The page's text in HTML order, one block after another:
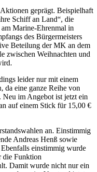
geprägt. Beispielhaft
Schiff an Land“, die
Marine-Ehrenmal in
des Bürgermeisters
Beteilung der MK an dem
zwischen Weihnachten und
leider nur mit einem
da eine ganze Reihe von
Neu im Angebot ist jetzt ein
auf einem Stick für 15,00 €
an. Einstimmig
Andreas Henß sowie
einstimmig wurde
die Funktion
Damit wurde nicht nur ein